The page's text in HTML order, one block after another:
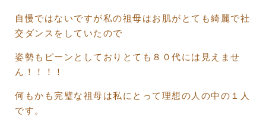
自慢ではないですが私の祖母はお肌がとても綺麗で社
交ダンスをしていたので
姿勢もピーンとしておりとても８０代には見えませ
ん！！！！
何もかも完璧な祖母は私にとって理想の人の中の１人
です。